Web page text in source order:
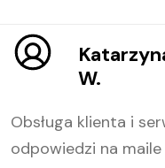
W.
Obsługa klienta i
odpowiedzi na maile